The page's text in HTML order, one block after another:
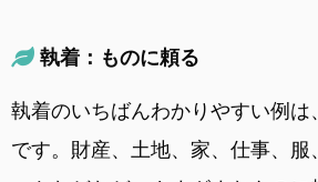
執着：ものに頼る
執着のいちばんわかりやすい例は
です。財産、土地、家、仕事、